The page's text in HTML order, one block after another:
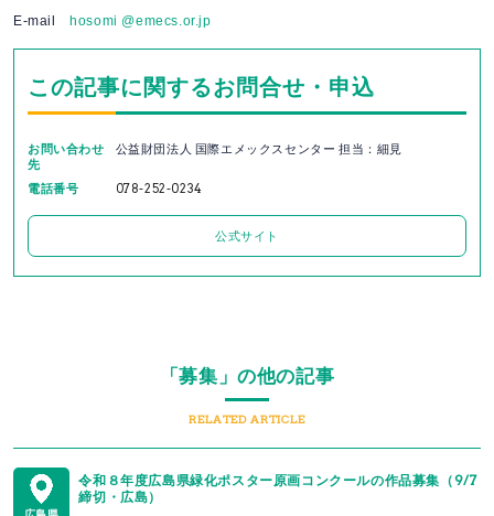
E-mail hosomi @emecs.or.jp
この記事に関するお問合せ・申込
お問い合わせ
先
公益財団法人 国際エメックスセンター 担当：細見
電話番号 078-252-0234
公式サイト
「募集」の他の記事
RELATED ARTICLE
令和８年度広島県緑化ポスター原画コンクールの作品募集（9/7
締切・広島）